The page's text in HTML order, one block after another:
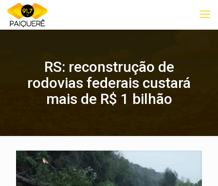
RS: reconstrução de
rodovias federais custará
mais de R$ 1 bilhão